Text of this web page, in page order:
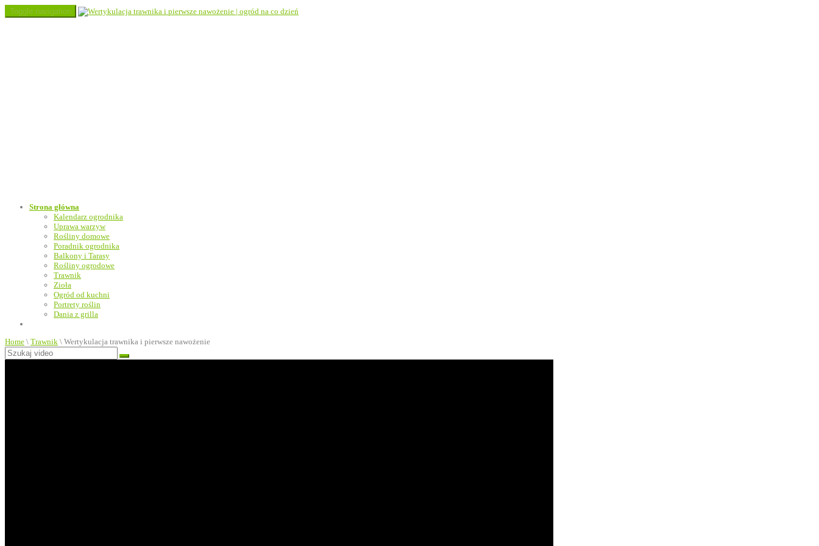
Toggle navigation
Strona główna
Kalendarz ogrodnika
Uprawa warzyw
Rośliny domowe
Poradnik ogrodnika
Balkony i Tarasy
Rośliny ogrodowe
Trawnik
Zioła
Ogród od kuchni
Portrety roślin
Dania z grilla
Home \ Trawnik \ Wertykulacja trawnika i pierwsze nawożenie